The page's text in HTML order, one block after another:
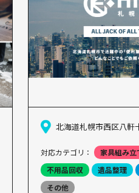
北海道札幌市西区八軒
対応カテゴリ： 家具組み立
不用品回収
遺品整理
その他